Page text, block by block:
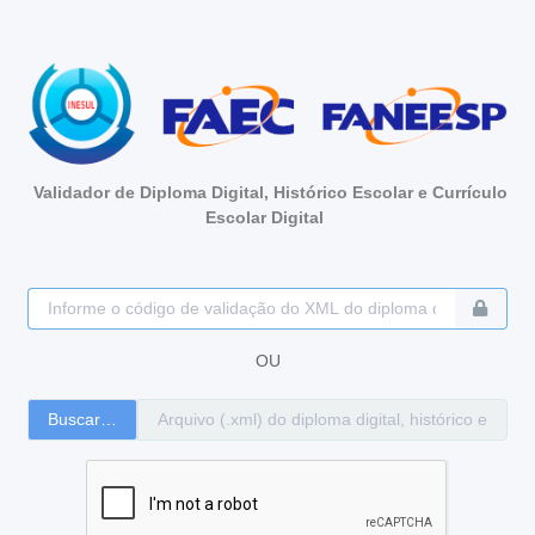
Validador de Diploma Digital, Histórico Escolar e Currículo
Escolar Digital
OU
Buscar…